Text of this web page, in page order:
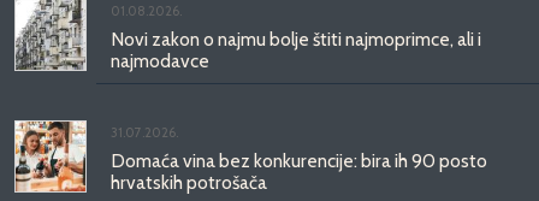
01.08.2026.
Novi zakon o najmu bolje štiti najmoprimce, ali i
najmodavce
31.07.2026.
Domaća vina bez konkurencije: bira ih 90 posto
hrvatskih potrošača